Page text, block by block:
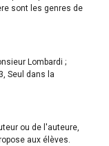
sont les genres de
Lombardi ;
Seul dans la
ou de l'auteure,
aux élèves.